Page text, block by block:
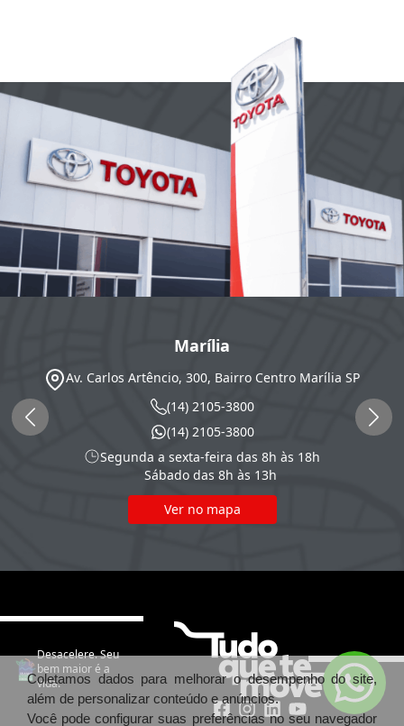
Marília
Av. Carlos Artêncio, 300, Bairro Centro Marília SP
(14) 2105-3800
(14) 2105-3800
Segunda a sexta-feira das 8h às 18h
Sábado das 8h às 13h
Ver no mapa
Desacelere. Seu
bem maior é a
vida.
Coletamos dados para melhorar o desempenho do site,
além de personalizar conteúdo e anúncios.
Você pode configurar suas preferências no seu navegador